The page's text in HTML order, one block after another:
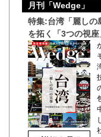
月刊「Wedge」
特集:台湾「麗し
を拓く「3つの視座